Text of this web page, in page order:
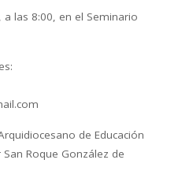
las 8:00, en el Seminario
de Educación
Roque González de